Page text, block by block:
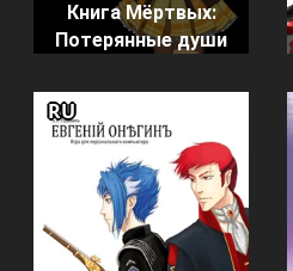
Книга Мёртвых:
Потерянные души
RU